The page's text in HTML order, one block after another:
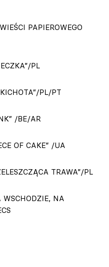
PAPIEROWEGO
PL
PL/PT
/BE/AR
OF CAKE” /UA
TRAWA”/PL
WSCHODZIE, NA